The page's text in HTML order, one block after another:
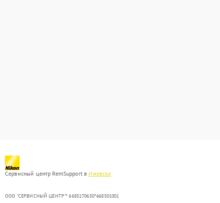
Сервисный центр RemSupport в Ижевске
ООО "СЕРВИСНЫЙ ЦЕНТР"* 6685170650*668501001